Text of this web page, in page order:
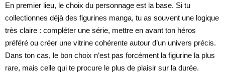
En premier lieu, le choix du personnage est la base. Si tu
collectionnes déjà des figurines manga, tu as souvent une logique
très claire : compléter une série, mettre en avant ton héros
préféré ou créer une vitrine cohérente autour d’un univers précis.
Dans ton cas, le bon choix n’est pas forcément la figurine la plus
rare, mais celle qui te procure le plus de plaisir sur la durée.